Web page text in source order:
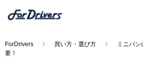
ForDrivers 買い方・選び方
ミニバ
要！